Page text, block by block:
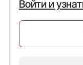
Войти и